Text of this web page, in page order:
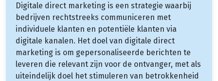
Digitale direct marketing is een strategie waarbij
bedrijven rechtstreeks communiceren met
individuele klanten en potentiële klanten via
digitale kanalen. Het doel van digitale direct
marketing is om gepersonaliseerde berichten te
leveren die relevant zijn voor de ontvanger, met als
uiteindelijk doel het stimuleren van betrokkenheid